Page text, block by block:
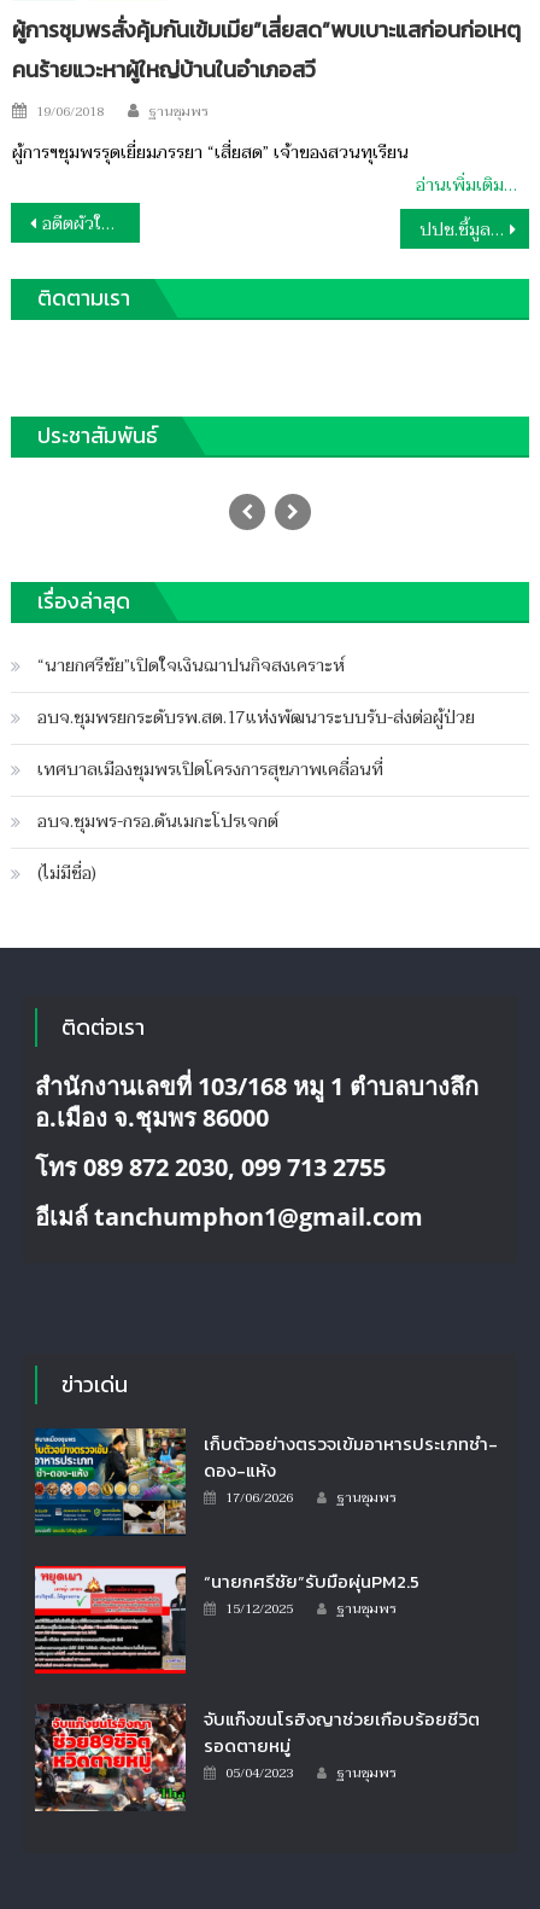
ผู้การชุมพรสั่งคุ้มกันเข้มเมีย”เสี่ยสด”พบเบาะแสก่อนก่อเหตุ
คนร้ายแวะหาผู้ใหญ่บ้านในอำเภอสวี
Posted
19/06/2018 Author
ฐานชุมพร
ผู้การฯชุมพรรุดเยี่ยมภรรยา “เสี่ยสด” เจ้าของสวนทุเรียน
อ่านเพิ่มเติม…
แนะแนว
เรื่อง
อดีตผัวใหม่แทงผัวเก่าดับ ปปช.ชี้มูลอดีตผู้บริหารสถานศึกษาชุมพร
ติดตามเรา
ประชาสัมพันธ์
“แฟลช”ต่อต้านทำผิดกฏหมายผ่านบริการ
ขนส่ง
on
Author
ปิดความเห็นบน
ต้าน
ทำ
ผิ
ดกฏ
บริการ
เรื่องล่าสุด
“นายกศรีชัย”เปิดใจเงินฌาปนกิจสงเคราะห์
อบจ.ชุมพรยกระดับรพ.สต.17แห่งพัฒนาระบบรับ-ส่งต่อผู้ป่วย
เทศบาลเมืองชุมพรเปิดโครงการสุขภาพเคลื่อนที่
อบจ.ชุมพร-กรอ.ดันเมกะโปรเจกต์
(ไม่มีชื่อ)
ติดต่อเรา
สำนักงานเลขที่ 103/168 หมู 1 ตำบลบางลึก
อ.เมือง จ.ชุมพร 86000
โทร 089 872 2030, 099 713 2755
อีเมล์ tanchumphon1@gmail.com
ข่าวเด่น
เก็บตัวอย่างตรวจเข้มอาหารประเภทชำ-
ดอง-แห้ง
Posted
17/06/2026 Author
ฐานชุมพร
“นายกศรีชัย”รับมือผุ่นPM2.5
Posted
15/12/2025 Author
ฐานชุมพร
จับแก๊งขนโรฮิงญาช่วยเกือบร้อยชีวิต
รอดตายหมู่
Posted
05/04/2023 Author
ฐานชุมพร